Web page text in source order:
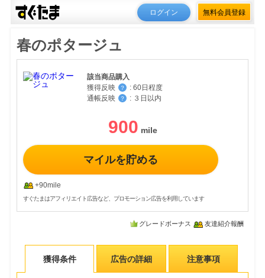
ログイン 無料会員登録
春のポタージュ
該当商品購入
獲得反映
？ : 60日程度
通帳反映
？ : ３日以内
900
マイルを貯める
+90mile
すぐたまはアフィリエイト広告など、プロモーション広告を利用しています
グレードボーナス 友達紹介報酬
獲得条件 広告の詳細 注意事項